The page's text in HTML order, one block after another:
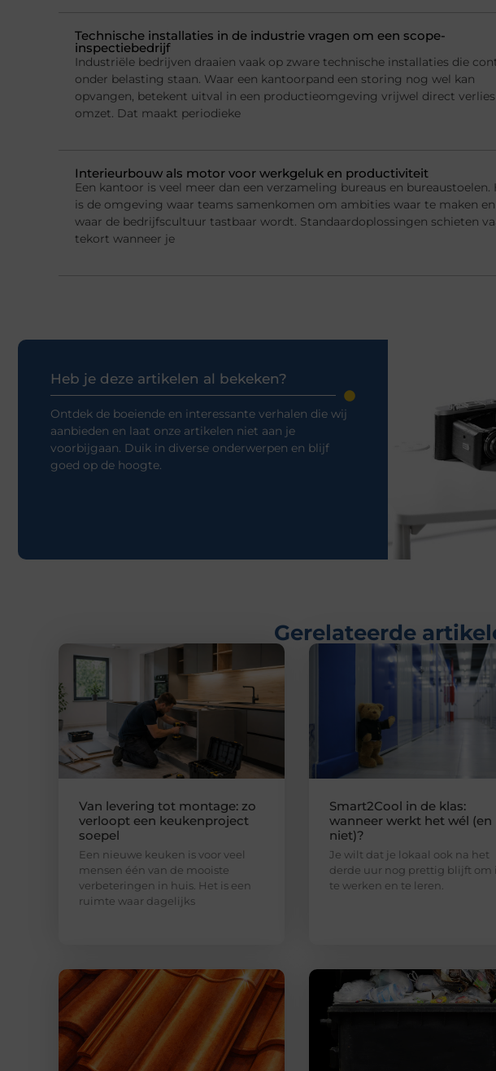
Technische installaties in de industrie vragen om een scope-
inspectiebedrijf
Industriële bedrijven draaien vaak op zware technische installaties die
onder belasting staan. Waar een kantoorpand een storing nog wel kan
opvangen, betekent uitval in een productieomgeving vrijwel direct
omzet. Dat maakt periodieke
Interieurbouw als motor voor werkgeluk en productiviteit
Een kantoor is veel meer dan een verzameling bureaus en bureaustoelen.
is de omgeving waar teams samenkomen om ambities waar te maken en
waar de bedrijfscultuur tastbaar wordt. Standaardoplossingen schieten
tekort wanneer je
Heb je deze artikelen al bekeken?
Ontdek de boeiende en interessante verhalen die wij
aanbieden en laat onze artikelen niet aan je
voorbijgaan. Duik in diverse onderwerpen en blijf
goed op de hoogte.
Gerelateerde
Van levering tot montage: zo
verloopt een keukenproject
soepel
Een nieuwe keuken is voor veel
mensen één van de mooiste
verbeteringen in huis. Het is een
ruimte waar dagelijks
Smart2Cool in de klas:
wanneer werkt het wél (en
niet)?
Je wilt dat je lokaal ook na het
derde uur nog prettig blijft om
te werken en te leren.